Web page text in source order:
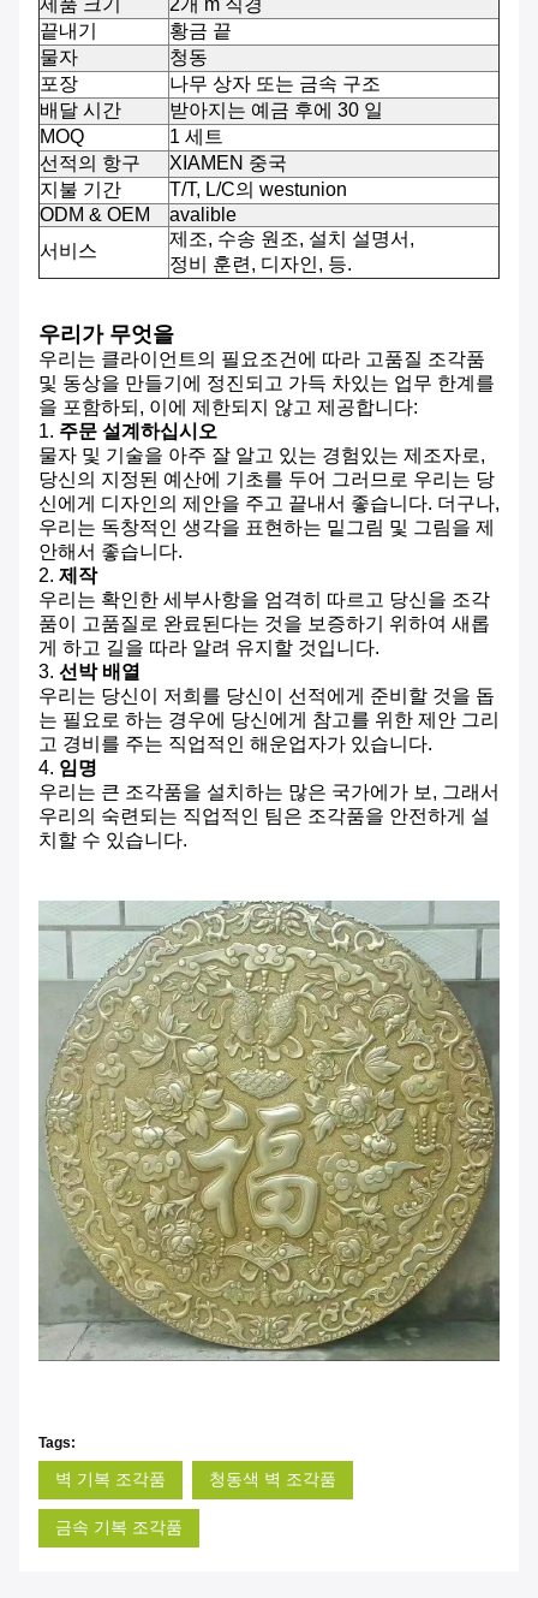
제품 크기
2개 m 직경
끝내기
황금 끝
물자
청동
포장
나무 상자 또는 금속 구조
배달 시간
받아지는 예금 후에 30 일
MOQ
1 세트
선적의 항구
XIAMEN 중국
지불 기간
T/T, L/C의 westunion
ODM & OEM
avalible
서비스
제조, 수송 원조, 설치 설명서,
정비 훈련, 디자인, 등.
우리가 무엇을
우리는 클라이언트의 필요조건에 따라 고품질 조각품
및 동상을 만들기에 정진되고 가득 차있는 업무 한계를
을 포함하되, 이에 제한되지 않고 제공합니다:
1. 주문 설계하십시오
물자 및 기술을 아주 잘 알고 있는 경험있는 제조자로,
당신의 지정된 예산에 기초를 두어 그러므로 우리는 당
신에게 디자인의 제안을 주고 끝내서 좋습니다. 더구나,
우리는 독창적인 생각을 표현하는 밑그림 및 그림을 제
안해서 좋습니다.
2. 제작
우리는 확인한 세부사항을 엄격히 따르고 당신을 조각
품이 고품질로 완료된다는 것을 보증하기 위하여 새롭
게 하고 길을 따라 알려 유지할 것입니다.
3. 선박 배열
우리는 당신이 저희를 당신이 선적에게 준비할 것을 돕
는 필요로 하는 경우에 당신에게 참고를 위한 제안 그리
고 경비를 주는 직업적인 해운업자가 있습니다.
4. 임명
우리는 큰 조각품을 설치하는 많은 국가에가 보, 그래서
우리의 숙련되는 직업적인 팀은 조각품을 안전하게 설
치할 수 있습니다.
Tags:
벽 기복 조각품 청동색 벽 조각품
금속 기복 조각품